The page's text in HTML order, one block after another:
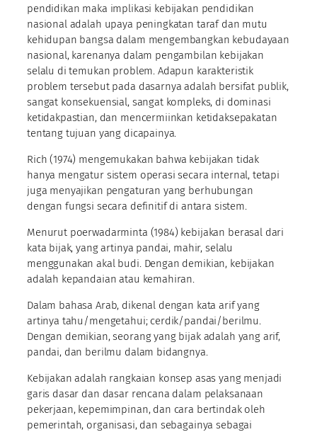
pendidikan maka implikasi kebijakan pendidikan
nasional adalah upaya peningkatan taraf dan mutu
kehidupan bangsa dalam mengembangkan kebudayaan
nasional, karenanya dalam pengambilan kebijakan
selalu di temukan problem. Adapun karakteristik
problem tersebut pada dasarnya adalah bersifat publik,
sangat konsekuensial, sangat kompleks, di dominasi
ketidakpastian, dan mencermiinkan ketidaksepakatan
tentang tujuan yang dicapainya.
Rich (1974) mengemukakan bahwa kebijakan tidak
hanya mengatur sistem operasi secara internal, tetapi
juga menyajikan pengaturan yang berhubungan
dengan fungsi secara definitif di antara sistem.
Menurut poerwadarminta (1984) kebijakan berasal dari
kata bijak, yang artinya pandai, mahir, selalu
menggunakan akal budi. Dengan demikian, kebijakan
adalah kepandaian atau kemahiran.
Dalam bahasa Arab, dikenal dengan kata arif yang
artinya tahu/mengetahui; cerdik/pandai/berilmu.
Dengan demikian, seorang yang bijak adalah yang arif,
pandai, dan berilmu dalam bidangnya.
Kebijakan adalah rangkaian konsep asas yang menjadi
garis dasar dan dasar rencana dalam pelaksanaan
pekerjaan, kepemimpinan, dan cara bertindak oleh
pemerintah, organisasi, dan sebagainya sebagai